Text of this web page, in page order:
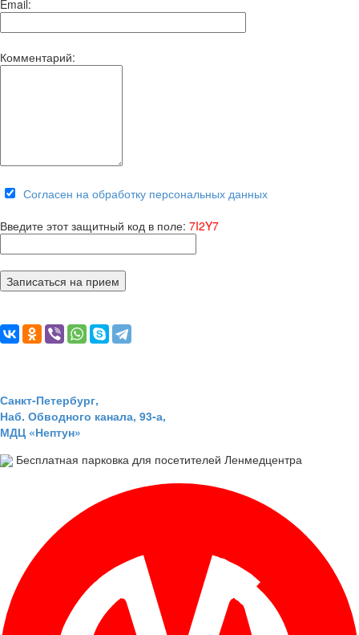
Email:
Комментарий:
Согласен на обработку персональных данных
Введите этот защитный код в поле: 7I2Y7
Санкт-Петербург,
Наб. Обводного канала, 93-а,
МДЦ «Нептун»
Бесплатная парковка для посетителей Ленмедцентра